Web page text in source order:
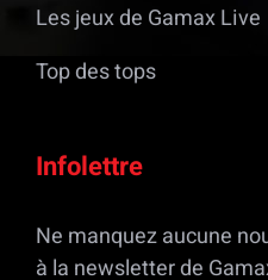
Les jeux de Gamax Live
Top des tops
Infolettre
Ne manquez aucune
à la newsletter de